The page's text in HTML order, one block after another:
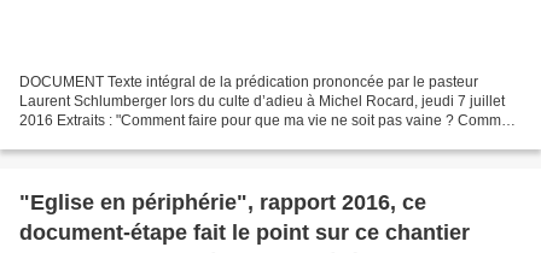
DOCUMENT Texte intégral de la prédication prononcée par le pasteur
Laurent Schlumberger lors du culte d’adieu à Michel Rocard, jeudi 7 juillet
2016 Extraits : "Comment faire pour que ma vie ne soit pas vaine ? Comment
"Eglise en périphérie", rapport 2016, ce
document-étape fait le point sur ce chantier